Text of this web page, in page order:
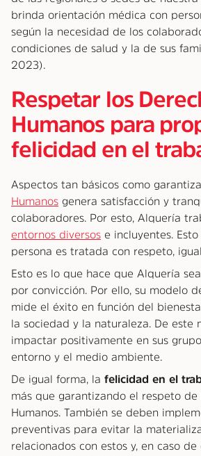
brinda orientación médica con
según la necesidad de los
condiciones de salud y la de sus
2023).
Respetar los
Humanos para
felicidad en el
Aspectos tan básicos como
Humanos genera satisfacción y
colaboradores. Por esto, Alquería
entornos diversos e incluyentes.
persona es tratada con respeto,
Esto es lo que hace que Alquería
por convicción. Por ello, su modelo
mide el éxito en función del
la sociedad y la naturaleza. De este
impactar positivamente en sus
entorno y el medio ambiente.
De igual forma, la felicidad en el
más que garantizando el respeto de
Humanos. También se deben
preventivas para evitar la
relacionados con estos y, en caso de